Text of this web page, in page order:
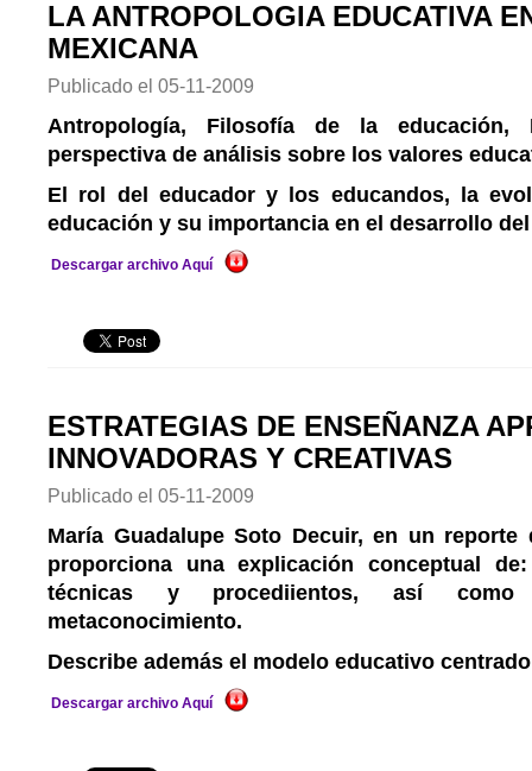
LA ANTROPOLOGIA EDUCATIVA
MEXICANA
Publicado el 05-11-2009
Antropología, Filosofía de la educación,
perspectiva de análisis sobre los valores
El rol del educador y los educandos, la
educación y su importancia en el desarrollo
Descargar archivo Aquí
ESTRATEGIAS DE ENSEÑANZA
INNOVADORAS Y CREATIVAS
Publicado el 05-11-2009
María Guadalupe Soto Decuir, en un reporte
proporciona una explicación conceptual
técnicas y procediientos, así
metaconocimiento.
Describe además el modelo educativo
Descargar archivo Aquí